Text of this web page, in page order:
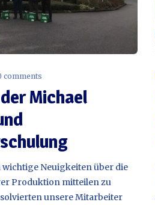
comments
Michael
Neuigkeiten über die
Produktion mitteilen zu
unsere Mitarbeiter